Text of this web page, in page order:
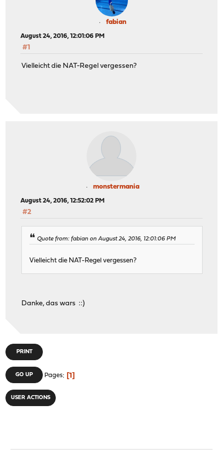
fabian
August 24, 2016, 12:01:06 PM
#1
Vielleicht die NAT-Regel vergessen?
monstermania
August 24, 2016, 12:52:02 PM
#2
Quote from: fabian on August 24, 2016, 12:01:06 PM
Vielleicht die NAT-Regel vergessen?
Danke, das wars ::)
PRINT
GO UP Pages 1
USER ACTIONS